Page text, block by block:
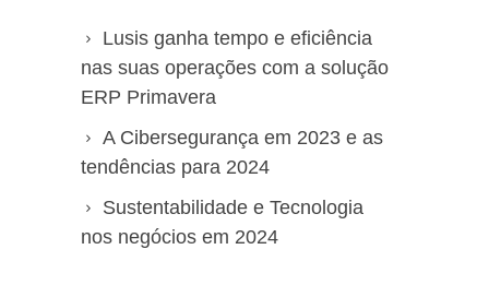
Lusis ganha tempo e eficiência
nas suas operações com a solução
ERP Primavera
A Cibersegurança em 2023 e as
tendências para 2024
Sustentabilidade e Tecnologia
nos negócios em 2024